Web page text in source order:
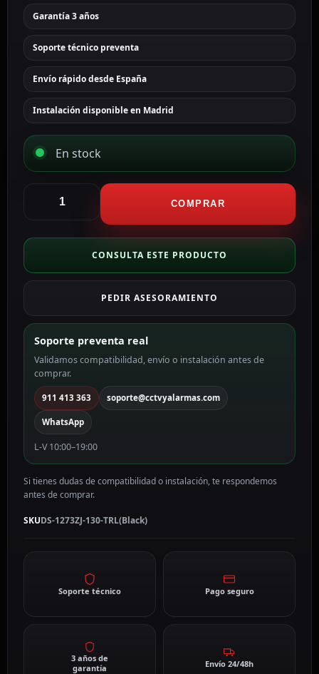
Garantía 3 años
Soporte técnico preventa
Envío rápido desde España
Instalación disponible en Madrid
En stock
Soporte
pared
para
domo
negro
DS-
1273ZJ-
130-
TRL(Black)
cantidad
COMPRAR
CONSULTA ESTE PRODUCTO
PEDIR ASESORAMIENTO
Soporte preventa real
Validamos compatibilidad, envío o instalación antes de
comprar.
911 413 363 soporte@cctvyalarmas.com
WhatsApp
L-V 10:00–19:00
Si tienes dudas de compatibilidad o instalación, te respondemos
antes de comprar.
SKUDS-1273ZJ-130-TRL(Black)
Soporte técnico Pago seguro
3 años de
garantía
Envío 24/48h